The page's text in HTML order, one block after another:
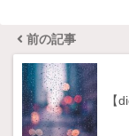
前の記事
【